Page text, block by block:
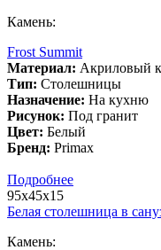
Камень:
Frost Summit
Материал: Акриловый
Тип: Столешницы
Назначение: На кухню
Рисунок: Под гранит
Цвет: Белый
Бренд: Primax
Подробнее
95х45х15
Белая столешница в
Камень: